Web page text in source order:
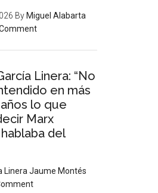
By Miguel Alabarta
Linera: “No
en más
lo que
Marx
del
Linera Jaume Montés